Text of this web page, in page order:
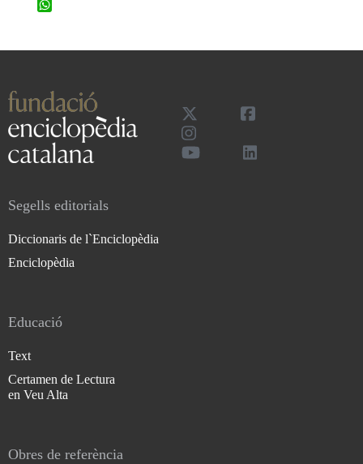
Segells editorials
Diccionaris de l`Enciclopèdia
Enciclopèdia
Educació
Text
Certamen de Lectura
en Veu Alta
Obres de referència